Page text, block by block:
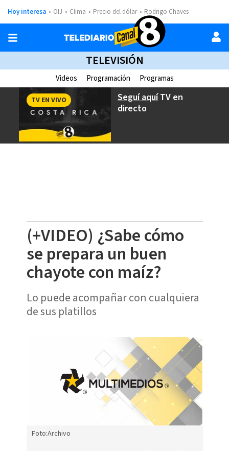
Hoy interesa OIJ Clima Precio del dólar Rodrigo Chaves
TELEVISIÓN
Videos Programación Programas
Seguí aquíTV en
directo
TV EN VIVO
(+VIDEO) ¿Sabe cómo
se prepara un buen
chayote con maíz?
Lo puede acompañar con cualquiera
de sus platillos
Foto:Archivo